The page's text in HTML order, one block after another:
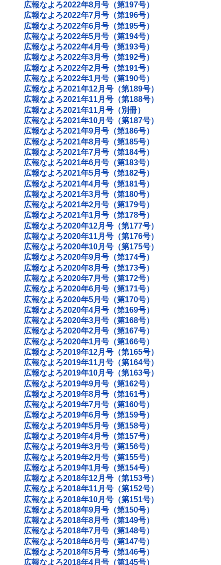
広報なよろ2022年8月号（第197号）
広報なよろ2022年7月号（第196号）
広報なよろ2022年6月号（第195号）
広報なよろ2022年5月号（第194号）
広報なよろ2022年4月号（第193号）
広報なよろ2022年3月号（第192号）
広報なよろ2022年2月号（第191号）
広報なよろ2022年1月号（第190号）
広報なよろ2021年12月号（第189号）
広報なよろ2021年11月号（第188号）
広報なよろ2021年11月号（別冊）
広報なよろ2021年10月号（第187号）
広報なよろ2021年9月号（第186号）
広報なよろ2021年8月号（第185号）
広報なよろ2021年7月号（第184号）
広報なよろ2021年6月号（第183号）
広報なよろ2021年5月号（第182号）
広報なよろ2021年4月号（第181号）
広報なよろ2021年3月号（第180号）
広報なよろ2021年2月号（第179号）
広報なよろ2021年1月号（第178号）
広報なよろ2020年12月号（第177号）
広報なよろ2020年11月号（第176号）
広報なよろ2020年10月号（第175号）
広報なよろ2020年9月号（第174号）
広報なよろ2020年8月号（第173号）
広報なよろ2020年7月号（第172号）
広報なよろ2020年6月号（第171号）
広報なよろ2020年5月号（第170号）
広報なよろ2020年4月号（第169号）
広報なよろ2020年3月号（第168号）
広報なよろ2020年2月号（第167号）
広報なよろ2020年1月号（第166号）
広報なよろ2019年12月号（第165号）
広報なよろ2019年11月号（第164号）
広報なよろ2019年10月号（第163号）
広報なよろ2019年9月号（第162号）
広報なよろ2019年8月号（第161号）
広報なよろ2019年7月号（第160号）
広報なよろ2019年6月号（第159号）
広報なよろ2019年5月号（第158号）
広報なよろ2019年4月号（第157号）
広報なよろ2019年3月号（第156号）
広報なよろ2019年2月号（第155号）
広報なよろ2019年1月号（第154号）
広報なよろ2018年12月号（第153号）
広報なよろ2018年11月号（第152号）
広報なよろ2018年10月号（第151号）
広報なよろ2018年9月号（第150号）
広報なよろ2018年8月号（第149号）
広報なよろ2018年7月号（第148号）
広報なよろ2018年6月号（第147号）
広報なよろ2018年5月号（第146号）
広報なよろ2018年4月号（第145号）